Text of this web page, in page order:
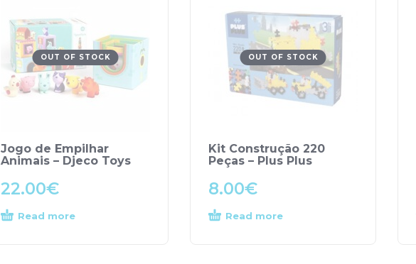
OUT OF STOCK
Jogo de Empilhar
Animais – Djeco Toys
22.00€
Read more
OUT OF STOCK
Kit Construção 220
Peças – Plus Plus
8.00€
Read more